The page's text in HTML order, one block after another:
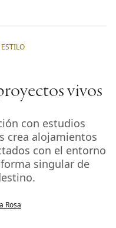
ESTILO
vivos
con estudios
crea alojamientos
con el entorno
singular de
Rosa